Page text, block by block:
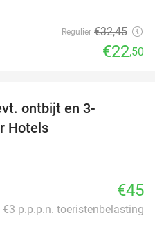
Regulier €32,45
€22,50
ontbijt en 3-
Hotels
€45
€3 p.p.p.n. toeristenbelasting